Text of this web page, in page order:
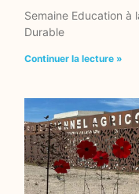
Semaine Education à
Durable
Continuer la lecture »